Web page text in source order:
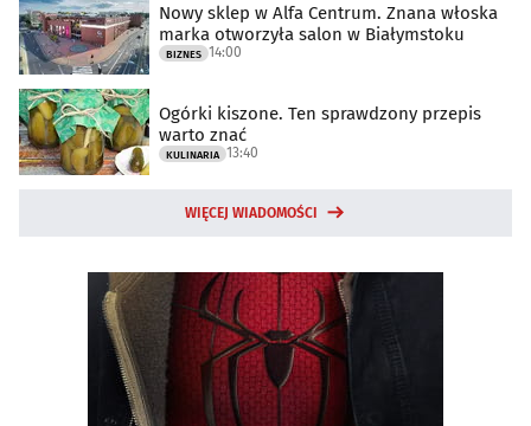
Nowy sklep w Alfa Centrum. Znana włoska
marka otworzyła salon w Białymstoku
BIZNES 14:00
Ogórki kiszone. Ten sprawdzony przepis
warto znać
KULINARIA 13:40
WIĘCEJ WIADOMOŚCI